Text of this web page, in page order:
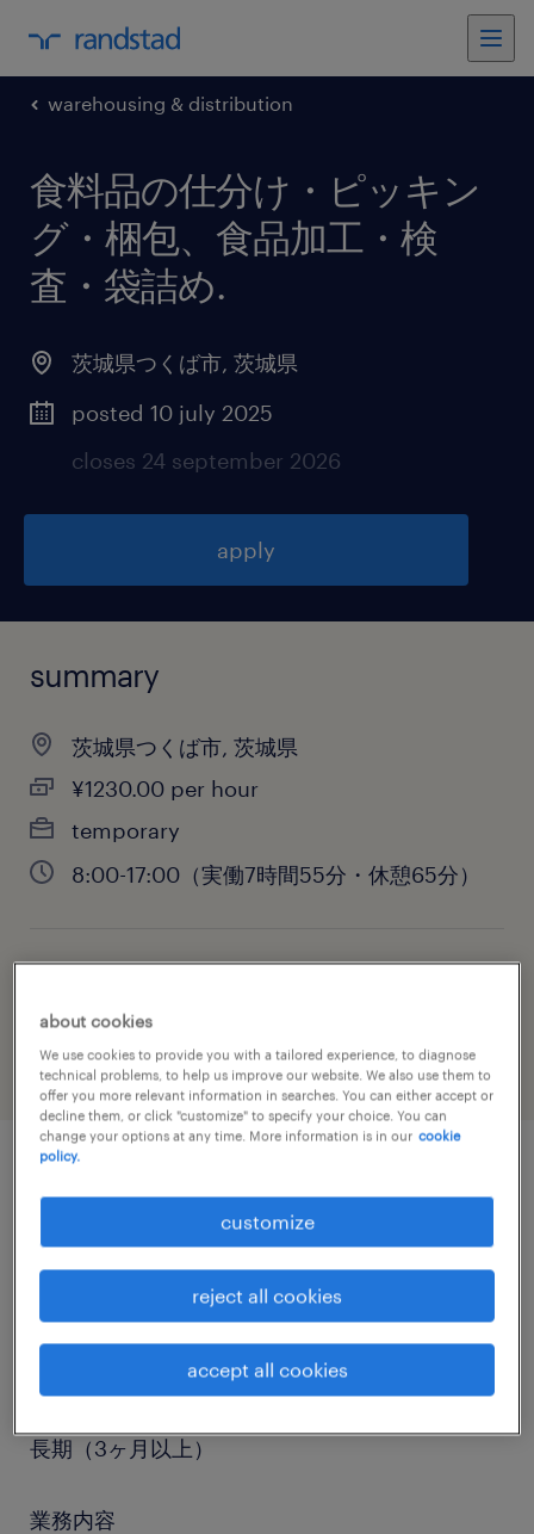
warehousing & distribution
食料品の仕分け・ピッキン
グ・梱包、食品加工・検
査・袋詰め.
茨城県つくば市, 茨城県
posted 10 july 2025
closes 24 september 2026
apply
summary
茨城県つくば市, 茨城県
¥1230.00 per hour
temporary
8:00-17:00（実働7時間55分・休憩65分）
warehousing & distribution
job details
職種
仕分け・ピッキング・梱包、食品加工・検査・袋
詰め
長期（3ヶ月以上）
業務内容
about cookies
We use cookies to provide you with a tailored experience, to diagnose
technical problems, to help us improve our website. We also use them to
offer you more relevant information in searches. You can either accept or
decline them, or click "customize" to specify your choice. You can
change your options at any time. More information is in our cookie
policy.
customize
reject all cookies
accept all cookies